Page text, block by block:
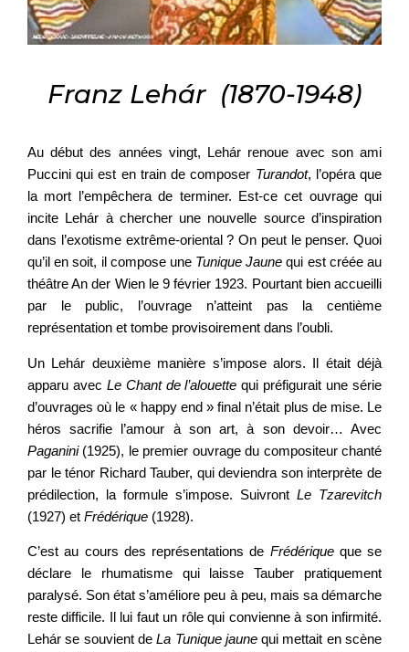
Franz Lehár (1870-1948)
Au début des années vingt, Lehár renoue avec son ami
Puccini qui est en train de composer Turandot, l’opéra que
la mort l’empêchera de terminer. Est-ce cet ouvrage qui
incite Lehár à chercher une nouvelle source d’inspiration
dans l’exotisme extrême-oriental ? On peut le penser. Quoi
qu’il en soit, il compose une Tunique Jaune qui est créée au
théâtre An der Wien le 9 février 1923. Pourtant bien accueilli
par le public, l’ouvrage n’atteint pas la centième
représentation et tombe provisoirement dans l’oubli.
Un Lehár deuxième manière s’impose alors. Il était déjà
apparu avec Le Chant de l’alouette qui préfigurait une série
d’ouvrages où le « happy end » final n’était plus de mise. Le
héros sacrifie l’amour à son art, à son devoir… Avec
Paganini(1925), le premier ouvrage du compositeur chanté
par le ténor Richard Tauber, qui deviendra son interprète de
prédilection, la formule s’impose. Suivront Le Tzarevitch
(1927) et Frédérique (1928).
C’est au cours des représentations de Frédériqueque se
déclare le rhumatisme qui laisse Tauber pratiquement
paralysé. Son état s’améliore peu à peu, mais sa démarche
reste difficile. Il lui faut un rôle qui convienne à son infirmité.
Lehár se souvient deLa Tunique jaunequi mettait en scène